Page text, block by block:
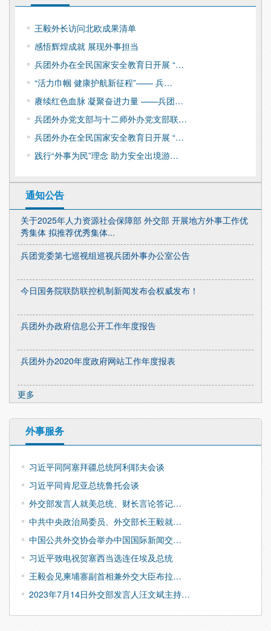
王毅外长访问北欧成果清单
感悟辉煌成就 展现外事担当
兵团外办在全民国家安全教育日开展 “…
“活力巾帼 健康护航新征程”—— 兵…
赓续红色血脉 凝聚奋进力量 ——兵团…
兵团外办党支部与十二师外办党支部联…
兵团外办在全民国家安全教育日开展 “…
践行“外事为民”理念 助力安全出境游…
通知公告
关于2025年人力资源社会保障部 外交部 开展地方外事工作优
秀集体 拟推荐优秀集体...
兵团党委第七巡视组巡视兵团外事办公室公告
今日国务院联防联控机制新闻发布会权威发布！
兵团外办政府信息公开工作年度报告
兵团外办2020年度政府网站工作年度报表
更多
外事服务
习近平同阿塞拜疆总统阿利耶夫会谈
习近平同肯尼亚总统鲁托会谈
外交部发言人就美总统、财长言论答记…
中共中央政治局委员、外交部长王毅就…
中国公共外交协会举办中国国际新闻交…
习近平致电祝贺塞西当选连任埃及总统
王毅会见柬埔寨副首相兼外交大臣布拉…
2023年7月14日外交部发言人汪文斌主持…